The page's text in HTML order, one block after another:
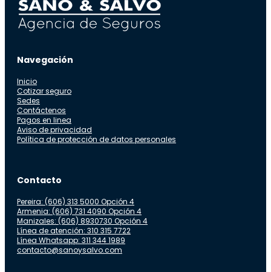
Navegación
Inicio
Cotizar seguro
Sedes
Contáctenos
Pagos en linea
Aviso de privacidad
Política de protección de datos personales
Contacto
Pereira: (606) 313 5000 Opción 4
Armenia: (606) 731 4090 Opción 4
Manizales: (606) 8930730 Opción 4
Línea de atención: 310 315 7722
Línea Whatsapp: 311 344 1989
contacto@sanoysalvo.com